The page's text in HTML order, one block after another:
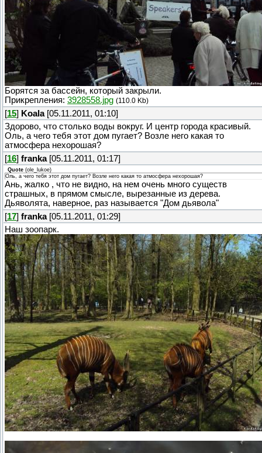
Борятся за бассейн, который закрыли.
Прикрепления: 3928558.jpg (110.0 Kb)
[15] Koala[05.11.2011, 01:10]
Здорово, что столько воды вокруг. И центр города красивый.
Оль, а чего тебя этот дом пугает? Возле него какая то
атмосфера нехорошая?
[16] franka[05.11.2011, 01:17]
Quote (ole_lukoe)
Оль, а чего тебя этот дом пугает? Возле него какая то атмосфера нехорошая?
Ань, жалко , что не видно, на нем очень много существ
страшных, в прямом смысле, вырезанные из дерева.
Дьяволята, наверное, раз называется "Дом дьявола"
[17] franka[05.11.2011, 01:29]
Наш зоопарк.